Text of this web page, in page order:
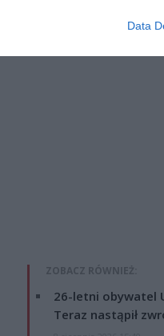
Data
ZOBACZ RÓWNIEŻ:
26-letni obywatel
Teraz nastąpił